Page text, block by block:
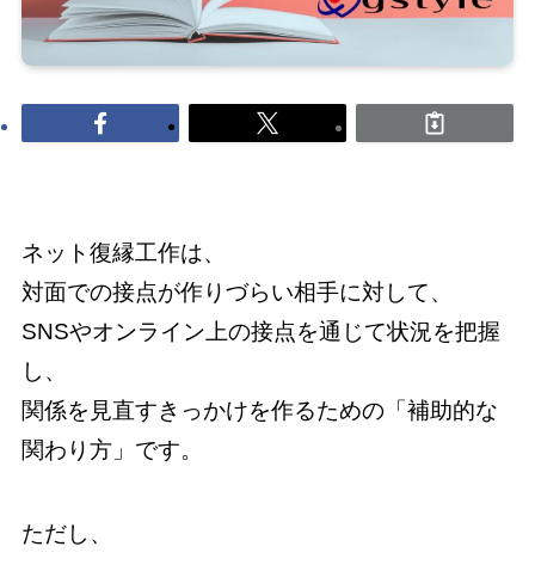
ネット復縁工作は、
対面での接点が作りづらい相手に対して、
SNSやオンライン上の接点を通じて状況を把握
し、
関係を見直すきっかけを作るための「補助的な
関わり方」です。
ただし、